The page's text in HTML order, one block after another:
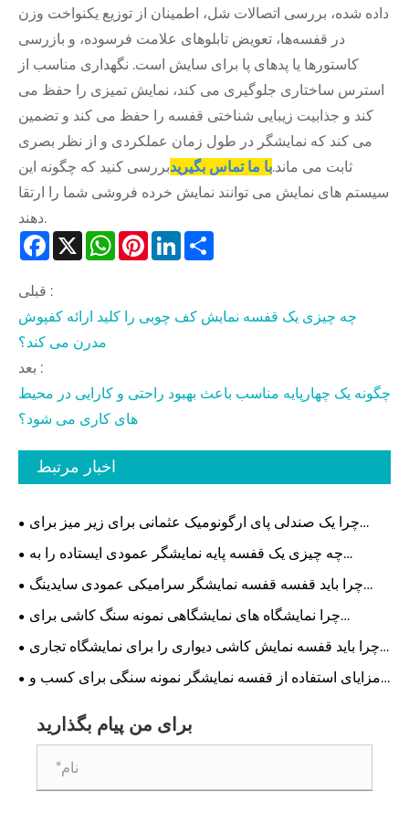
داده شده، بررسی اتصالات شل، اطمینان از توزیع یکنواخت وزن
در قفسه‌ها، تعویض تابلوهای علامت فرسوده، و بازرسی
کاستورها یا پدهای پا برای سایش است. نگهداری مناسب از
استرس ساختاری جلوگیری می کند، نمایش تمیزی را حفظ می
کند و جذابیت زیبایی شناختی قفسه را حفظ می کند و تضمین
می کند که نمایشگر در طول زمان عملکردی و از نظر بصری
ثابت می ماند.با ما تماس بگیریدبررسی کنید که چگونه این
سیستم های نمایش می توانند نمایش خرده فروشی شما را ارتقا
دهند.
Facebook
X WhatsApp
PinterestLinkedIn
قبلی :
چه چیزی یک قفسه نمایش کف چوبی را کلید ارائه کفپوش
مدرن می کند؟
بعد :
چگونه یک چهارپایه مناسب باعث بهبود راحتی و کارایی در محیط
های کاری می شود؟
اخبار مرتبط
چرا یک صندلی پای ارگونومیک عثمانی برای زیر میز برای
راحتی اداری مدرن ضروری است؟
چه چیزی یک قفسه پایه نمایشگر عمودی ایستاده را به
موثرترین راه حل برای فضاهای خرده فروشی و نمایشگاهی
مدرن تبدیل می کند
چرا باید قفسه قفسه نمایشگر سرامیکی عمودی سایدینگ
فلزی را برای فروشگاه خود انتخاب کنید؟
چرا نمایشگاه های نمایشگاهی نمونه سنگ کاشی برای
نمایشگاه های مدرن ضروری هستند
چرا باید قفسه نمایش کاشی دیواری را برای نمایشگاه تجاری
انتخاب کنید تا غرفه خود را تقویت کنید
مزایای استفاده از قفسه نمایشگر نمونه سنگی برای کسب و
برای من پیام بگذارید